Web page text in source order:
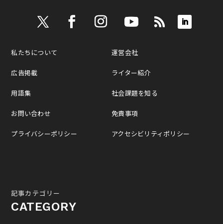
私たちについて
広告掲載
用語集
お問い合わせ
プライバシーポリシー
運営会社
ライター紹介
社会課題を知る
免責事項
アクセシビリティポリシー
記事カテゴリー
CATEGORY